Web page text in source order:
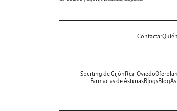
Contactar
Sporting de Gijón Real OviedoOferplan
Farmacias de AsturiasBlogs